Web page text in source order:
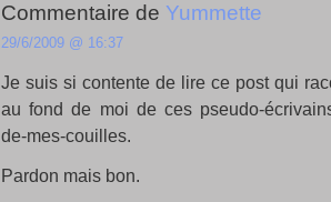
Commentaire de Yummette
29/6/2009 @ 16:37
Je suis si contente de lire ce post qui
au fond de moi de ces pseudo-
de-mes-couilles.
Pardon mais bon.